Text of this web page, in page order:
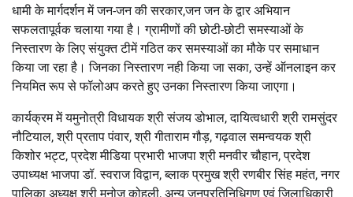
धामी के मार्गदर्शन में जन-जन की सरकार,जन जन के द्वार अभियान
सफलतापूर्वक चलाया गया है। ग्रामीणों की छोटी-छोटी समस्याओं के
निस्तारण के लिए संयुक्त टीमें गठित कर समस्याओं का मौके पर समाधान
किया जा रहा है। जिनका निस्तारण नही किया जा सका, उन्हें ऑनलाइन कर
नियमित रूप से फॉलोअप करते हुए उनका निस्तारण किया जाएगा।
कार्यक्रम में यमुनोत्री विधायक श्री संजय डोभाल, दायित्वधारी श्री रामसुंदर
नौटियाल, श्री प्रताप पंवार, श्री गीताराम गौड़, गढ़वाल समन्वयक श्री
किशोर भट्ट, प्रदेश मीडिया प्रभारी भाजपा श्री मनवीर चौहान, प्रदेश
उपाध्यक्ष भाजपा डॉ. स्वराज विद्वान, ब्लाक प्रमुख श्री रणबीर सिंह महंत, नगर
पालिका अध्यक्ष श्री मनोज कोहली, अन्य जनप्रतिनिधिगण एवं जिलाधिकारी